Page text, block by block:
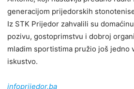
generacijom prijedorskih
Iz STK Prijedor zahvalili su
pozivu, gostoprimstvu i dobroj
mladim sportistima pružio još jedno
iskustvo.
infoprijedor.ba